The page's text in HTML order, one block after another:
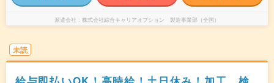
派遣会社 株式会社綜合キャリアオプション 製造事業部（全国）
未読